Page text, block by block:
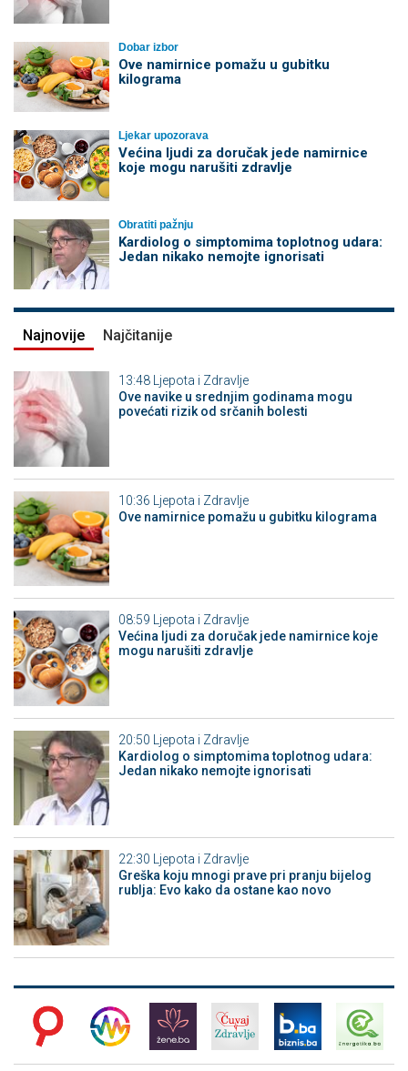
Dobar izbor
Ove namirnice pomažu u gubitku
kilograma
Ljekar upozorava
Većina ljudi za doručak jede namirnice
koje mogu narušiti zdravlje
Obratiti pažnju
Kardiolog o simptomima toplotnog udara:
Jedan nikako nemojte ignorisati
Najnovije Najčitanije
13:48
Ljepota i Zdravlje
Ove navike u srednjim godinama mogu
povećati rizik od srčanih bolesti
10:36
Ljepota i Zdravlje
Ove namirnice pomažu u gubitku kilograma
08:59
Ljepota i Zdravlje
Većina ljudi za doručak jede namirnice koje
mogu narušiti zdravlje
20:50
Ljepota i Zdravlje
Kardiolog o simptomima toplotnog udara:
Jedan nikako nemojte ignorisati
22:30
Ljepota i Zdravlje
Greška koju mnogi prave pri pranju bijelog
rublja: Evo kako da ostane kao novo